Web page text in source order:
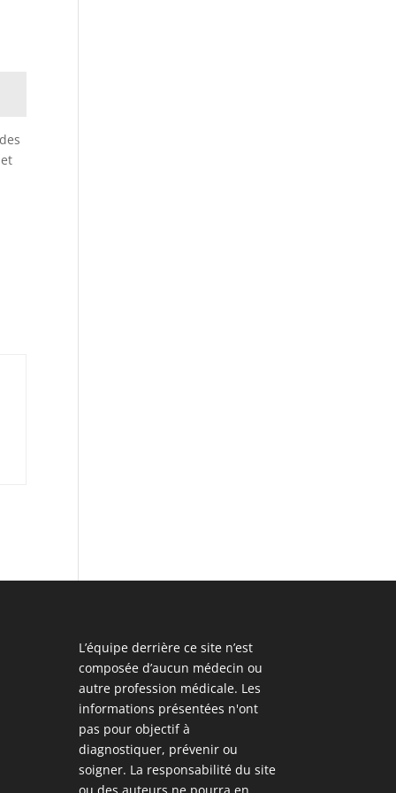
L’équipe derrière ce site n’est
composée d’aucun médecin ou
autre profession médicale. Les
informations présentées n'ont
pas pour objectif à
diagnostiquer, prévenir ou
soigner. La responsabilité du site